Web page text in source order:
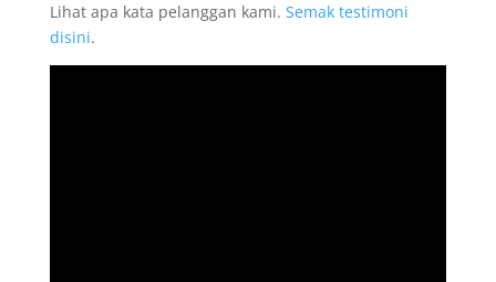
Lihat apa kata pelanggan kami. Semak testimoni
disini.